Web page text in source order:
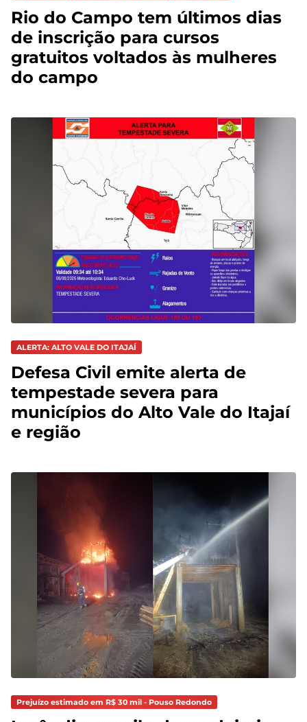
Rio do Campo tem últimos dias
de inscrição para cursos
gratuitos voltados às mulheres
do campo
ALERTA: ALTO VALE DO ITAJAÍ
Defesa Civil emite alerta de
tempestade severa para
municípios do Alto Vale do Itajaí
e região
Prejuízo estimado em R$ 30 mil - Pouso Redondo